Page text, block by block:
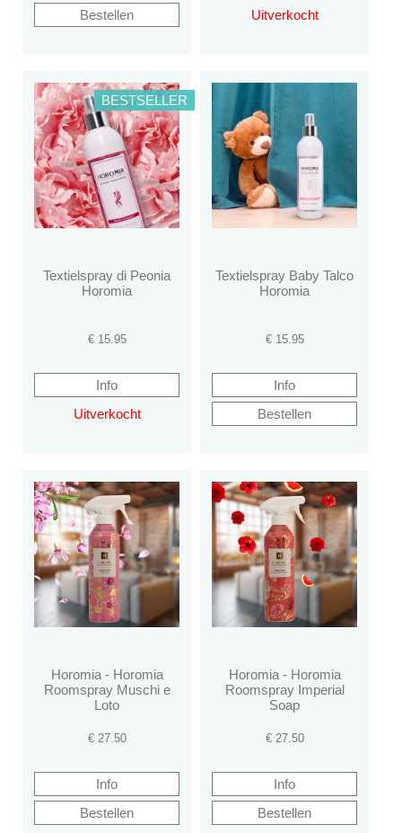
BESTSELLER
Textielspray di Peonia
Horomia
€ 15.95
Textielspray Baby Talco
Horomia
€ 15.95
Horomia - Horomia
Roomspray Muschi e
Loto
€ 27.50
Horomia - Horomia
Roomspray Imperial
Soap
€ 27.50